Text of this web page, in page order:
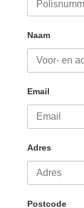
Naam
Email
Adres
Postcode